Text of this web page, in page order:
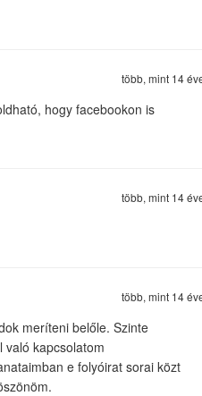
több, mint 14
hogy facebookon is
több, mint 14
több, mint 14
meríteni belőle. Szinte
való kapcsolatom
e folyóirat sorai közt